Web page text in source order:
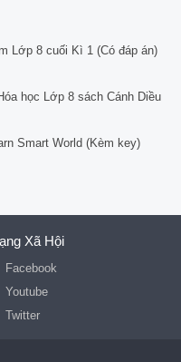
Lớp 8 cuối Kì 1 (Có đáp án)
học Lớp 8 sách Cánh Diều
Smart World (Kèm key)
Xã Hội
Facebook
Youtube
Twitter